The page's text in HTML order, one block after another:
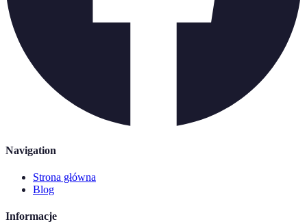
Navigation
Strona główna
Blog
Informacje